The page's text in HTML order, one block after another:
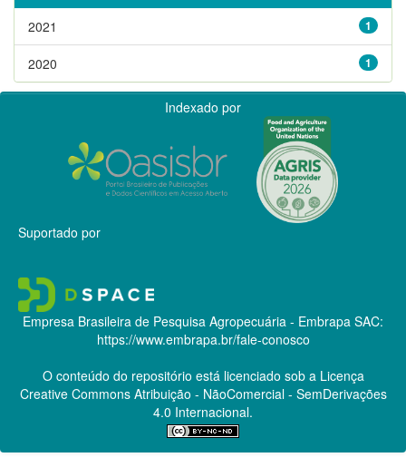
1
2021
1
2020
Indexado por
Suportado por
Empresa Brasileira de Pesquisa Agropecuária - Embrapa SAC:
https://www.embrapa.br/fale-conosco
O conteúdo do repositório está licenciado sob a Licença
Creative CommonsAtribuição - NãoComercial - SemDerivações
4.0 Internacional.